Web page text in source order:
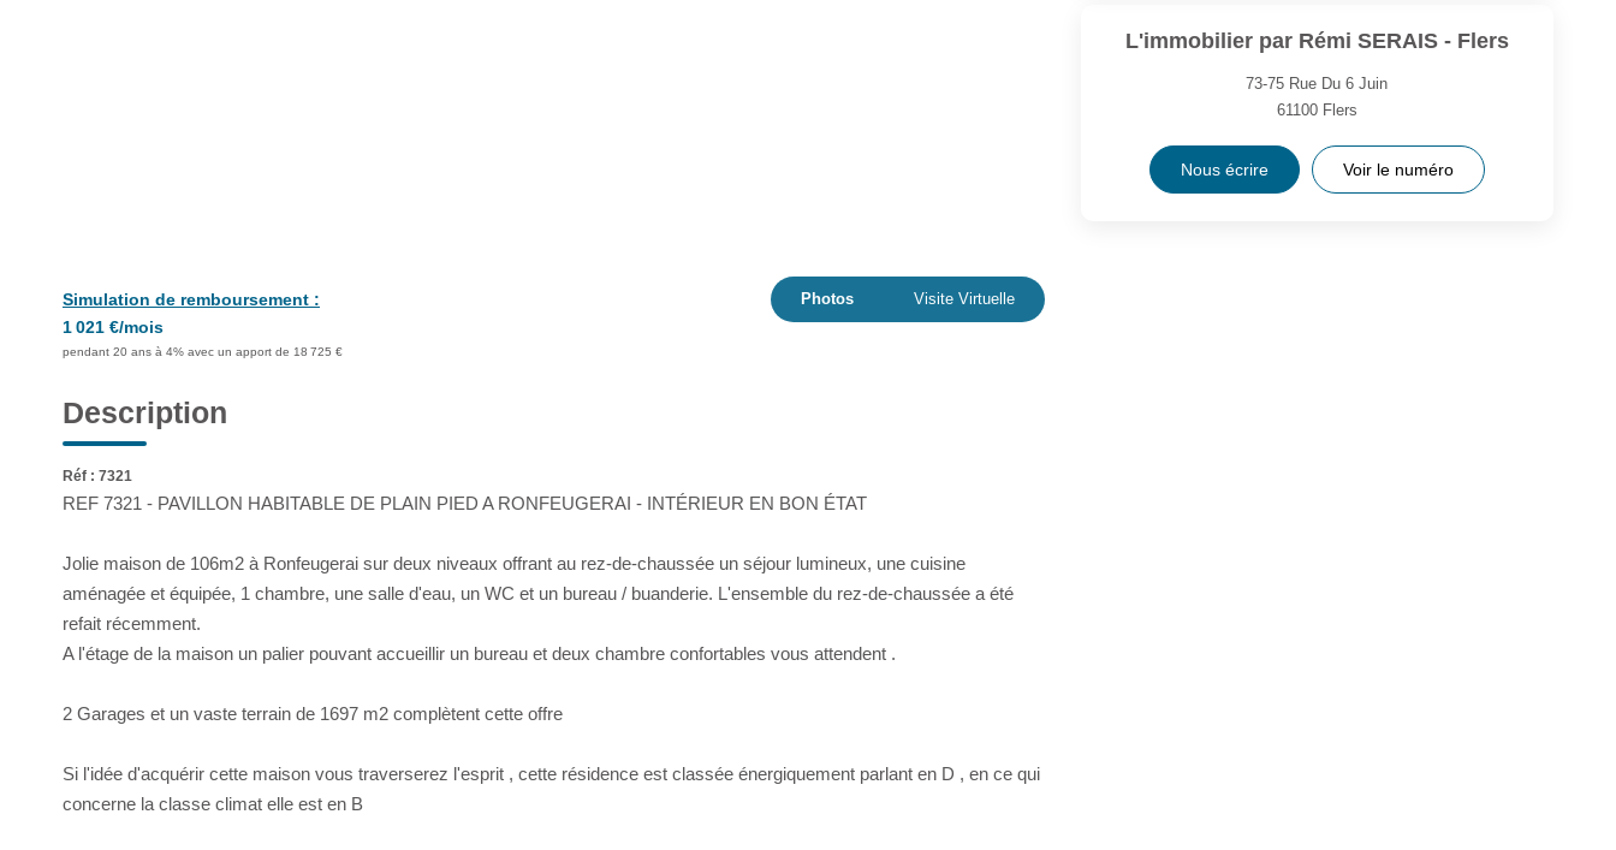
Simulation de remboursement :
1 021 €/mois
pendant 20 ans à 4% avec un apport de 18 725 €
Photos Visite Virtuelle
Description
Réf : 7321
REF 7321 - PAVILLON HABITABLE DE PLAIN PIED A RONFEUGERAI - INTÉRIEUR EN BON ÉTAT
Jolie maison de 106m2 à Ronfeugerai sur deux niveaux offrant au rez-de-chaussée un séjour lumineux, une cuisine
aménagée et équipée, 1 chambre, une salle d'eau, un WC et un bureau / buanderie. L'ensemble du rez-de-chaussée a été
refait récemment.
A l'étage de la maison un palier pouvant accueillir un bureau et deux chambre confortables vous attendent .
2 Garages et un vaste terrain de 1697 m2 complètent cette offre
Si l'idée d'acquérir cette maison vous traverserez l'esprit , cette résidence est classée énergiquement parlant en D , en ce qui
concerne la classe climat elle est en B
L'immobilier par Rémi SERAIS - Flers
73-75 Rue Du 6 Juin
61100 Flers
Nous écrire Voir le numéro